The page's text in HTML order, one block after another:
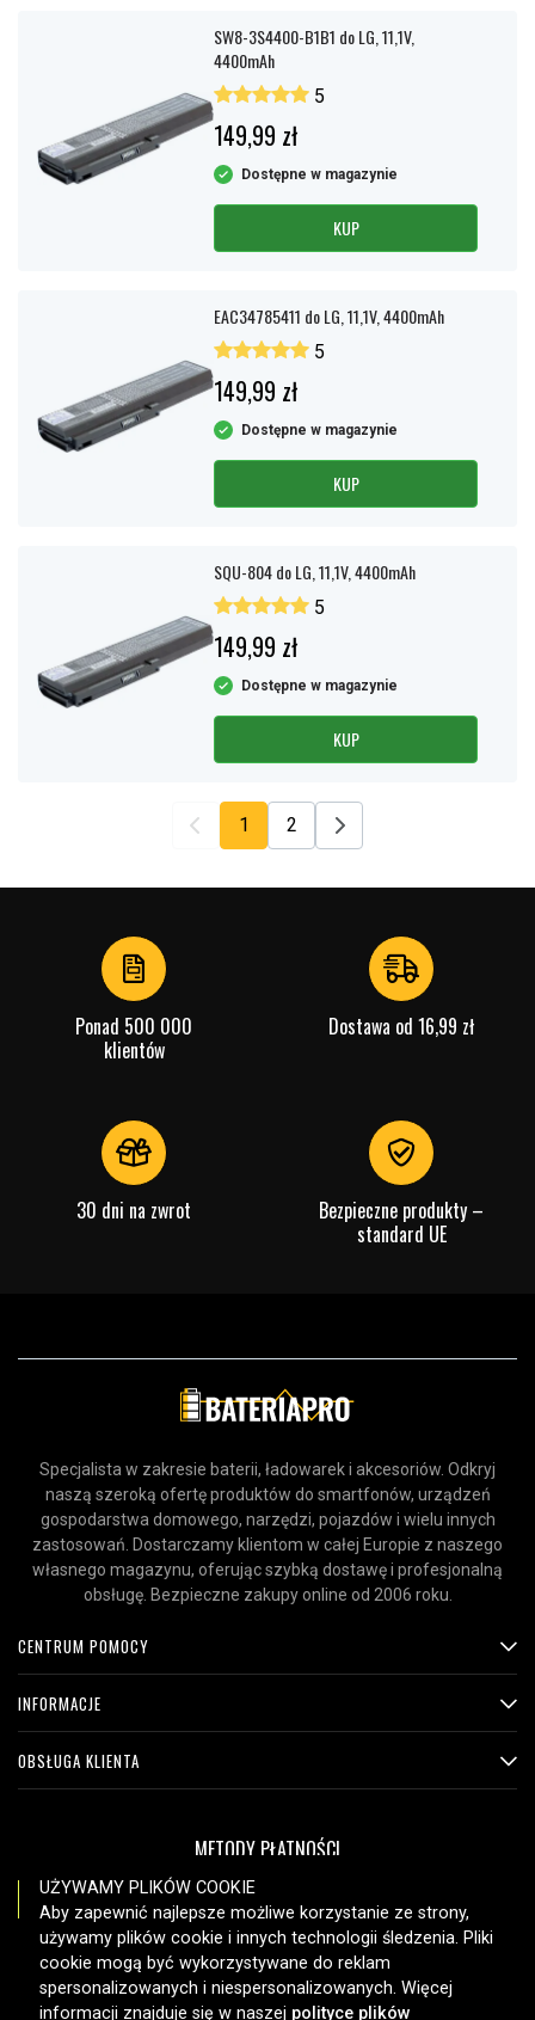
SW8-3S4400-B1B1 do LG, 11,1V,
4400mAh
5
149,99 zł
Dostępne w magazynie
KUP
EAC34785411 do LG, 11,1V, 4400mAh
5
149,99 zł
Dostępne w magazynie
KUP
SQU-804 do LG, 11,1V, 4400mAh
5
149,99 zł
Dostępne w magazynie
KUP
1 2
Ponad 500 000
klientów
Dostawa od 16,99 zł
30 dni na zwrot
Bezpieczne produkty –
standard UE
Specjalista w zakresie baterii, ładowarek i akcesoriów. Odkryj
naszą szeroką ofertę produktów do smartfonów, urządzeń
gospodarstwa domowego, narzędzi, pojazdów i wielu innych
zastosowań. Dostarczamy klientom w całej Europie z naszego
własnego magazynu, oferując szybką dostawę i profesjonalną
obsługę. Bezpieczne zakupy online od 2006 roku.
CENTRUM POMOCY
INFORMACJE
OBSŁUGA KLIENTA
METODY PŁATNOŚCI
OPCJE DOSTAWY
UŻYWAMY PLIKÓW COOKIE
Aby zapewnić najlepsze możliwe korzystanie ze strony,
używamy plików cookie i innych technologii śledzenia. Pliki
cookie mogą być wykorzystywane do reklam
spersonalizowanych i niespersonalizowanych. Więcej
informacji znajduje się w naszej polityce plików